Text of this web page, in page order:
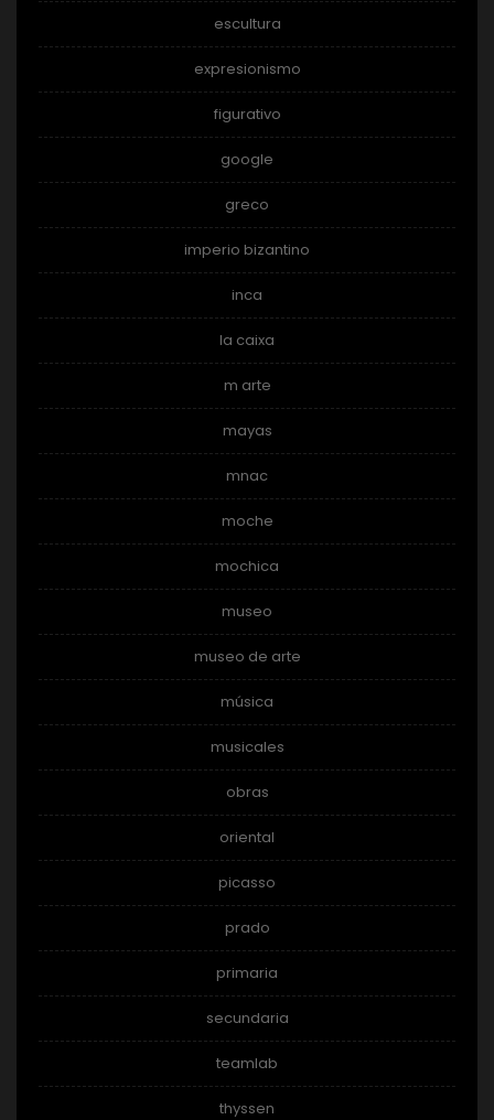
escultura
expresionismo
figurativo
google
greco
imperio bizantino
inca
la caixa
m arte
mayas
mnac
moche
mochica
museo
museo de arte
música
musicales
obras
oriental
picasso
prado
primaria
secundaria
teamlab
thyssen